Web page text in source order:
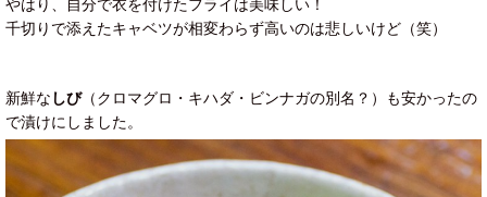
やはり、自分で衣を付けたフライは美味しい！
千切りで添えたキャベツが相変わらず高いのは悲しいけど（笑）
新鮮な しび（クロマグロ・キハダ・ビンナガの別名？）も安かったの
で漬けにしました。